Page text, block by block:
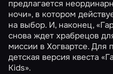
предлагается
ночи», в котором
на выбор. И, наконец,
снова ждет храбрецов
миссии в Хогвартсе. Для
детская версия квеста
Kids».